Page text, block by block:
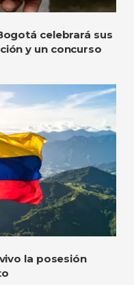
celebrará sus
y un concurso
la posesión